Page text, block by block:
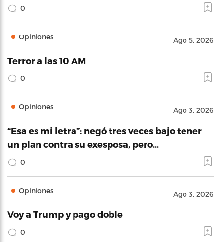
0
Opiniones Ago 5, 2026
Terror a las 10 AM
0
Opiniones Ago 3, 2026
“Esa es mi letra”: negó tres veces bajo tener
un plan contra su exesposa, pero…
0
Opiniones Ago 3, 2026
Voy a Trump y pago doble
0